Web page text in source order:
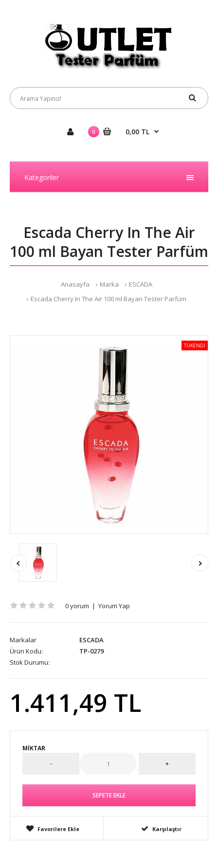
0 0,00 TL
Kategoriler
Escada Cherry In The Air
100 ml Bayan Tester Parfüm
Anasayfa Marka
ESCADA
Escada Cherry In The Air 100 ml Bayan Tester Parfüm
TÜKENDİ
0 yorum | Yorum Yap
Markalar
ESCADA
Ürün Kodu:
TP-0279
Stok Durumu:
1.411,49 TL
MIKTAR
Favorilere Ekle Karşılaştır